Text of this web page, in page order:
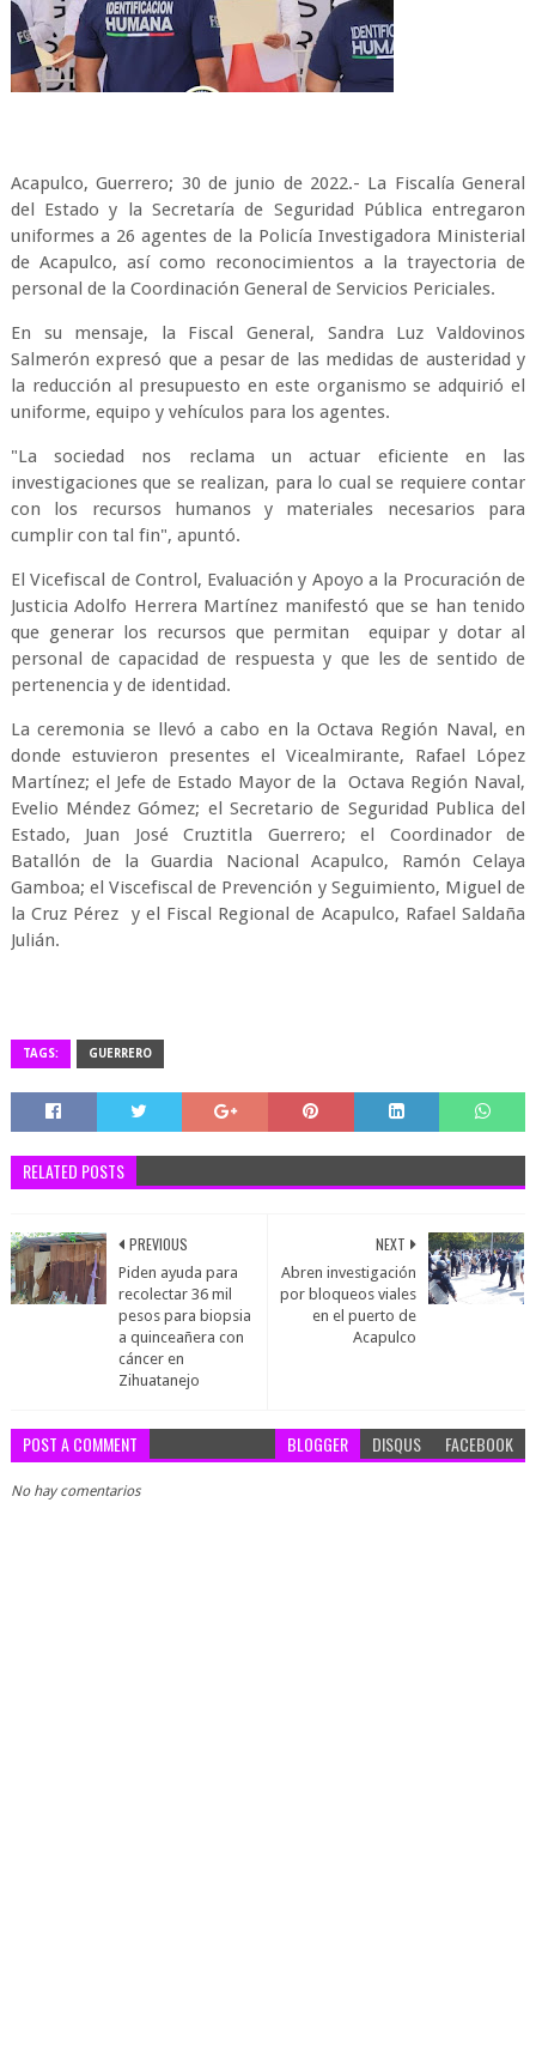
Acapulco, Guerrero; 30 de junio de 2022.- La Fiscalía General
del Estado y la Secretaría de Seguridad Pública entregaron
uniformes a 26 agentes de la Policía Investigadora Ministerial
de Acapulco, así como reconocimientos a la trayectoria de
personal de la Coordinación General de Servicios Periciales.
En su mensaje, la Fiscal General, Sandra Luz Valdovinos
Salmerón expresó que a pesar de las medidas de austeridad y
la reducción al presupuesto en este organismo se adquirió el
uniforme, equipo y vehículos para los agentes.
"La sociedad nos reclama un actuar eficiente en las
investigaciones que se realizan, para lo cual se requiere contar
con los recursos humanos y materiales necesarios para
cumplir con tal fin", apuntó.
El Vicefiscal de Control, Evaluación y Apoyo a la Procuración de
Justicia Adolfo Herrera Martínez manifestó que se han tenido
que generar los recursos que permitan equipar y dotar al
personal de capacidad de respuesta y que les de sentido de
pertenencia y de identidad.
La ceremonia se llevó a cabo en la Octava Región Naval, en
donde estuvieron presentes el Vicealmirante, Rafael López
Martínez; el Jefe de Estado Mayor de la Octava Región Naval,
Evelio Méndez Gómez; el Secretario de Seguridad Publica del
Estado, Juan José Cruztitla Guerrero; el Coordinador de
Batallón de la Guardia Nacional Acapulco, Ramón Celaya
Gamboa; el Viscefiscal de Prevención y Seguimiento, Miguel de
la Cruz Pérez y el Fiscal Regional de Acapulco, Rafael Saldaña
Julián.
TAGS: GUERRERO
RELATED POSTS
NEXT
Abren investigación
por bloqueos viales
en el puerto de
Acapulco
PREVIOUS
Piden ayuda para
recolectar 36 mil
pesos para biopsia
a quinceañera con
cáncer en
Zihuatanejo
POST A COMMENT BLOGGER DISQUS FACEBOOK
No hay comentarios